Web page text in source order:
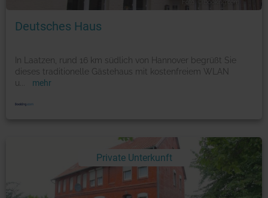
Deutsches Haus
In Laatzen, rund 16 km südlich von Hannover begrüßt Sie
dieses traditionelle Gästehaus mit kostenfreiem WLAN
u
mehr
Private Unterkunft